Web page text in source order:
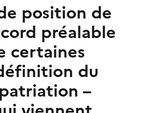
position de
préalable
certaines
du
–